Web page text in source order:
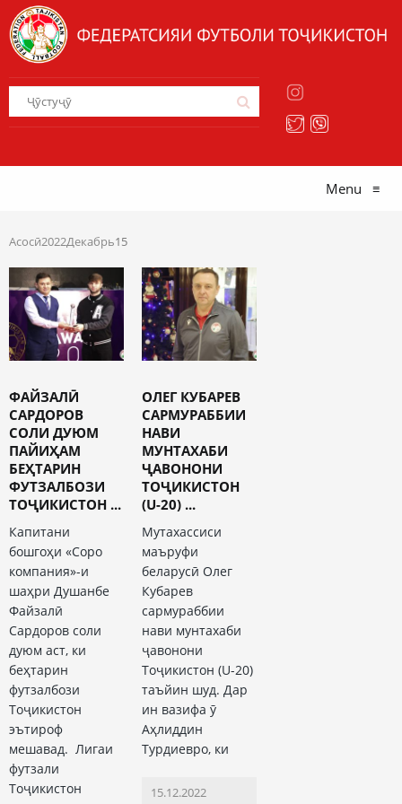
Menu ≡
Асосӣ2022Декабрь15
ФАЙЗАЛӢ
САРДОРОВ
СОЛИ ДУЮМ
ПАЙИҲАМ
БЕҲТАРИН
ФУТЗАЛБОЗИ
ТОҶИКИСТОН ...
Капитани
бошгоҳи «Соро
компания»-и
шаҳри Душанбе
Файзалӣ
Сардоров соли
дуюм аст, ки
беҳтарин
футзалбози
Тоҷикистон
эътироф
мешавад. Лигаи
футзали
Тоҷикистон
ОЛЕГ КУБАРЕВ
САРМУРАББИИ
НАВИ
МУНТАХАБИ
ҶАВОНОНИ
ТОҶИКИСТОН
(U-20) ...
Мутахассиси
маъруфи
беларусӣ Олег
Кубарев
сармураббии
нави мунтахаби
ҷавонони
Тоҷикистон (U-20)
таъйин шуд. Дар
ин вазифа ӯ
Аҳлиддин
Турдиевро, ки
15.12.2022